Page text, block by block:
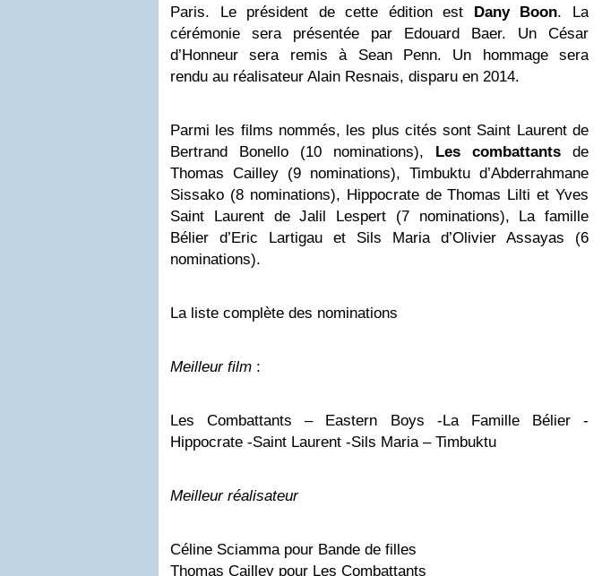
Paris. Le président de cette édition est Dany Boon. La
cérémonie sera présentée par Edouard Baer. Un César
d’Honneur sera remis à Sean Penn. Un hommage sera
rendu au réalisateur Alain Resnais, disparu en 2014.
Parmi les films nommés, les plus cités sont Saint Laurent de
Bertrand Bonello (10 nominations), Les combattants de
Thomas Cailley (9 nominations), Timbuktu d’Abderrahmane
Sissako (8 nominations), Hippocrate de Thomas Lilti et Yves
Saint Laurent de Jalil Lespert (7 nominations), La famille
Bélier d’Eric Lartigau et Sils Maria d’Olivier Assayas (6
nominations).
La liste complète des nominations
Meilleur film :
Les Combattants – Eastern Boys -La Famille Bélier -
Hippocrate -Saint Laurent -Sils Maria – Timbuktu
Meilleur réalisateur
Céline Sciamma pour Bande de filles
Thomas Cailley pour Les Combattants